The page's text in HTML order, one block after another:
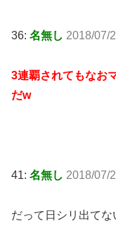
36: 名無し 2018/07/
3連覇されてもなお
だw
41: 名無し 2018/07/
だって日シリ出てな